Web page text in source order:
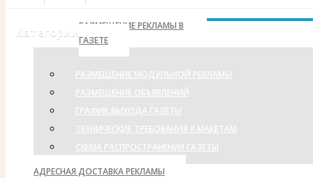
Категории РАЗМЕЩЕНИЕ РЕКЛАМЫ В
ГАЗЕТЕ
РАЗМЕЩЕНИЕ МОДУЛЬНОЙ РЕКЛАМЫ
РАЗМЕЩЕНИЕ ОБЪЯВЛЕНИЙ
ГРАФИК ВЫХОДА ГАЗЕТЫ
ТЕХНИЧЕСКИЕ ТРЕБОВАНИЯ К МАКЕТАМ
СХЕМА РАСПРОСТРАНЕНИЯ ГАЗЕТЫ
АДРЕСНАЯ ДОСТАВКА РЕКЛАМЫ